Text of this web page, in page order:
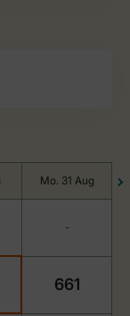
Mo. 31 Aug
-
661